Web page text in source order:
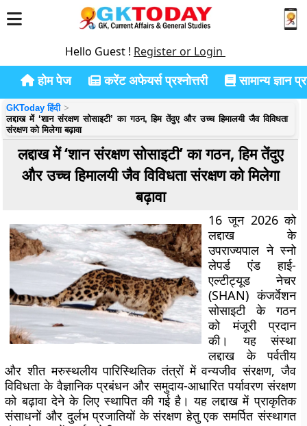
Hello Guest ! Register or Login
होम पेज करेंट अफेयर्स प्रश्नोत्तरी सामान्य ज्ञान
GKToday हिंदी
लद्दाख में ‘शान संरक्षण सोसाइटी’ का गठन, हिम तेंदुए और उच्च हिमालयी जैव विविधता
संरक्षण को मिलेगा बढ़ावा
लद्दाख में ‘शान संरक्षण सोसाइटी’ का गठन, हिम तेंदुए
और उच्च हिमालयी जैव विविधता संरक्षण को मिलेगा
बढ़ावा
16 जून 2026 को
लद्दाख के
उपराज्यपाल नेस्नो
लेपर्ड एंड हाई-
एल्टीट्यूड नेचर
(SHAN) कंजर्वेशन
सोसाइटीके गठन
को मंजूरी प्रदान
की। यह संस्था
लद्दाख के पर्वतीय
और शीत मरुस्थलीय पारिस्थितिक तंत्रों में वन्यजीव संरक्षण, जैव
विविधता के वैज्ञानिक प्रबंधन और समुदाय-आधारित पर्यावरण संरक्षण
को बढ़ावा देने के लिए स्थापित की गई है। यह लद्दाख में प्राकृतिक
संसाधनों और दुर्लभ प्रजातियों के संरक्षण हेतु एक समर्पित संस्थागत